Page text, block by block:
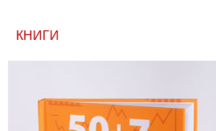
КНИГИ